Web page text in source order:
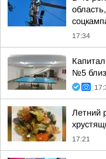
17:34
№5
Летний
17:21